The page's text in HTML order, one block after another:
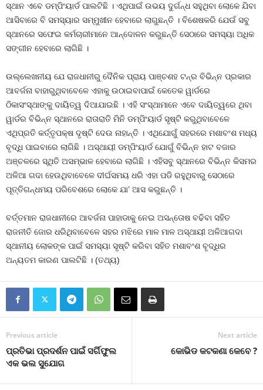
ସ୍ଥାନ ଏବେ ଡମ୍ପିଂୟାର୍ଡ ପାଲଟିଛି । ଏଥିପାଇଁ ଉଭୟ ଦୁର୍ଗନ୍ଧ ସହୁଥିବା ଲୋକେ ଯିବା
ଆସିବାରେ ବି ସମସ୍ୟାର ସମ୍ମୁଖୀନ ହେବାରେ ଲାଗୁଛନ୍ତି । ବିଶେଷକରି ଯେଉଁ ସବୁ
ସ୍ଥାନରେ ସଫେଇ କର୍ମଚାରୀମାନେ ଆନ୍ଦୋଳନ କରୁଛନ୍ତି ସେଠାରେ ସମସ୍ୟା ଅଧିକ
ସଙ୍ଗୀନ ହେବାରେ ଲାଗିଛି ।
ଉଲ୍ଲେଖନୀୟ ଯେ ରାଜଧାନୀରୁ ଦୈନିକ ପ୍ରାୟ ପାଞ୍ଚଶହ ଟନ୍‍ର ବିଭିନ୍ନ ପ୍ରକାର
ଆବର୍ଜନା ବାହାରୁଥିବାବେଳେ ଏହାକୁ ଉଠାଇବାପାଇଁ କେତେକ ୱାର୍ଡରେ
ଠିକାସଂସ୍ଥାଙ୍କୁ ଦାୟିତ୍ୱ ଦିଆଯାଇଛି । ଏହି ସଂସ୍ଥାମାନେ ଏବେ ଦାୟିତ୍ୱରେ ଥିବା
ୱାର୍ଡର ବିଭିନ୍ନ ସ୍ଥାନରେ ରାତାରାତି ମିନି ଡମ୍ପିଂୟାର୍ଡ ସୃଷ୍ଟି କରୁଥିବାବେଳେ
ଏଥିପ୍ରତି କର୍ତ୍ତୃପକ୍ଷ ଦୃଷ୍ଟି ଦେଉ ନାହାନ୍ତି । ଏଥିଯୋଗୁଁ ସହରରେ ମଶାବଂଶ ମଧ୍ୟ
ବୃଦ୍ଧି ପାଇବାରେ ଲାଗିଛି । ଅସ୍ଥାୟୀ ଡମ୍ପିଂୟାର୍ଡ ଯୋଗୁଁ ବିଭିନ୍ନ ହାଟ ବଜାର
ଅଞ୍ଚଳରେ ସ୍ଥିତି ଅସମ୍ଭାଳ ହେବାରେ ଲାଗିଛି । ଏହିସବୁ ସ୍ଥାନରେ ବିଭିନ୍ନ କିସମର
ଅଳିଆ ଗଦା ହେଉଥିବାବେଳେ ଦୀର୍ଘସମୟ ଧରି ଏହା ପଡି ରହୁଥିବାରୁ ସେଠାରେ
ପୂତ୍ତିଗନ୍ଧମୟ ପରିବେଶରେ ଲୋକେ ଯା’ ଆସ କରୁଛନ୍ତି ।
ବର୍ତ୍ତମାନ ରାଜଧାନୀରେ ଆବର୍ଜନା ପାହାଡାକୁ ନେଇ ଅସନ୍ତୋଷ ବଢିବା ସହିତ
ରାଜନୀତି ଜୋର ଧରିଥିବାବେଳେ ସହର ମଝିରେ ମାଳ ମାଳ ଅସ୍ଥାୟୀ ଅଳିଆଗଦା
ସ୍ଥାନୀୟ ଲୋକଙ୍କ ପାଇଁ ସମସ୍ୟା ସୃଷ୍ଟି କରିବା ସହିତ ମଶାବଂଶ ବୃଦ୍ଧିର
ଅନ୍ୟତମ କାରଣ ପାଲଟିଛି । (ତଥ୍ୟ)
Previous article
ପ୍ରତିଭା ପ୍ରଦର୍ଶନ ପାଇଁ ସର୍ଗିଫୁଲ
ଏକ ଭଲ ସୁଯୋଗ
Next article
କୋଭିଡ କଟକଣା କେବେ ?